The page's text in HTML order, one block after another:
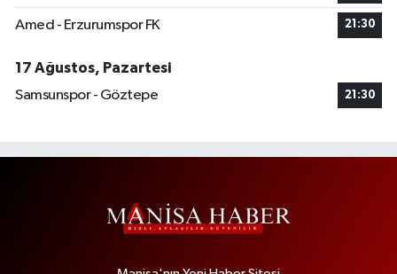
Amed - Erzurumspor FK 21:30
17 Ağustos, Pazartesi
Samsunspor - Göztepe
21:30